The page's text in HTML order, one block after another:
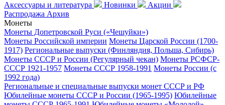
Аксессуары и литература
Новинки
Акции
Распродажа Архив
Монеты
Монеты Допетровской Руси («Чешуйки»)
Монеты Российской империи Монеты Царской России (1700-
1917) Региональные выпуски (Финляндия, Польша, Сибирь)
Монеты СССР и России (Регулярный чекан) Монеты РСФСР-
СССР 1921-1957 Монеты СССР 1958-1991 Монеты России (с
1992 года)
Региональные и специальные выпуски монет СССР и РФ
Юбилейные монеты СССР и России (1965-1995) Юбилейные